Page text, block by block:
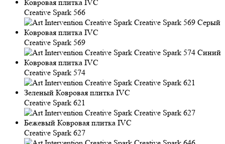
Creative Spark 566
Creative Spark 569
Creative Spark 574
Creative Spark 621
Creative Spark 627